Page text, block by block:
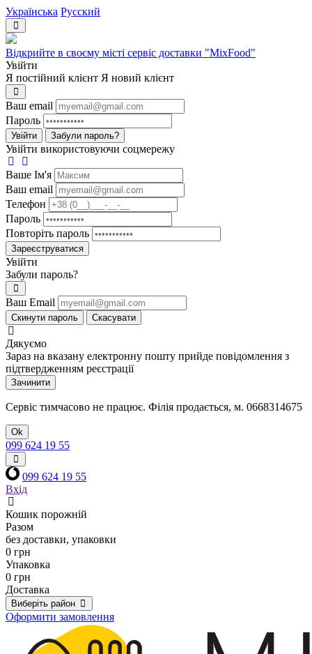
Українська Русский
Відкрийте в своєму місті сервіс доставки "MixFood"
Увійти
Я постійний клієнт Я новий клієнт
Ваш email
Пароль
Увійти Забули пароль?
Увійти використовуючи соцмережу
Ваше Iм'я
Ваш email
Телефон
Пароль
Повторіть пароль
Зареєструватися
Увійти
Забули пароль?
Ваш Email
Скинути пароль Скасувати
Дякуємо
Зараз на вказану електронну пошту прийде повідомлення з
підтвердженням реєстрації
Зачинити
Сервіс тимчасово не працює. Філія продається, м. 0668314675
Ok
099 624 19 55
099 624 19 55
Вхід
Кошик порожній
Разом
без доставки, упаковки
0 грн
Упаковка
0 грн
Доставка
Виберіть район
Оформити замовлення